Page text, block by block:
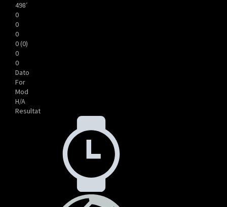
498′
0
0
0
0 (0)
0
0
Dato
For
Mod
H/A
Resultat